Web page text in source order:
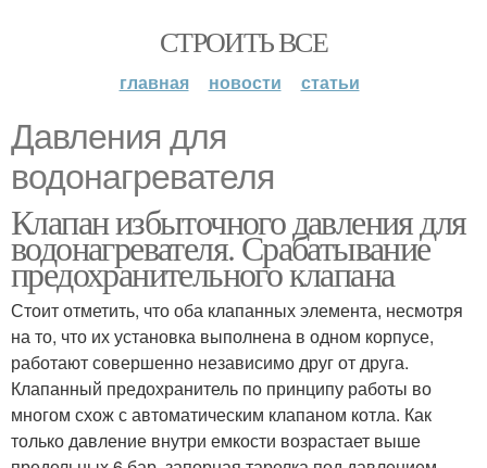
СТРОИТЬ ВСЕ
главная новости статьи
Давления для
водонагревателя
Клапан избыточного давления для
водонагревателя. Срабатывание
предохранительного клапана
Стоит отметить, что оба клапанных элемента, несмотря
на то, что их установка выполнена в одном корпусе,
работают совершенно независимо друг от друга.
Клапанный предохранитель по принципу работы во
многом схож с автоматическим клапаном котла. Как
только давление внутри емкости возрастает выше